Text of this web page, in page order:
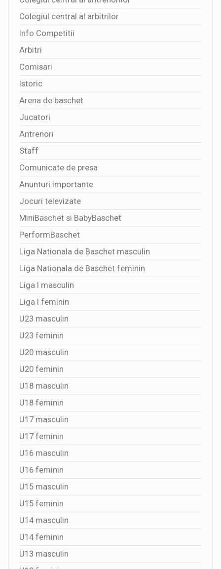
Colegiul central al arbitrilor
Info Competitii
Arbitri
Comisari
Istoric
Arena de baschet
Jucatori
Antrenori
Staff
Comunicate de presa
Anunturi importante
Jocuri televizate
MiniBaschet si BabyBaschet
PerformBaschet
Liga Nationala de Baschet masculin
Liga Nationala de Baschet feminin
Liga I masculin
Liga I feminin
U23 masculin
U23 feminin
U20 masculin
U20 feminin
U18 masculin
U18 feminin
U17 masculin
U17 feminin
U16 masculin
U16 feminin
U15 masculin
U15 feminin
U14 masculin
U14 feminin
U13 masculin